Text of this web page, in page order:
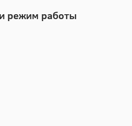
режим работы